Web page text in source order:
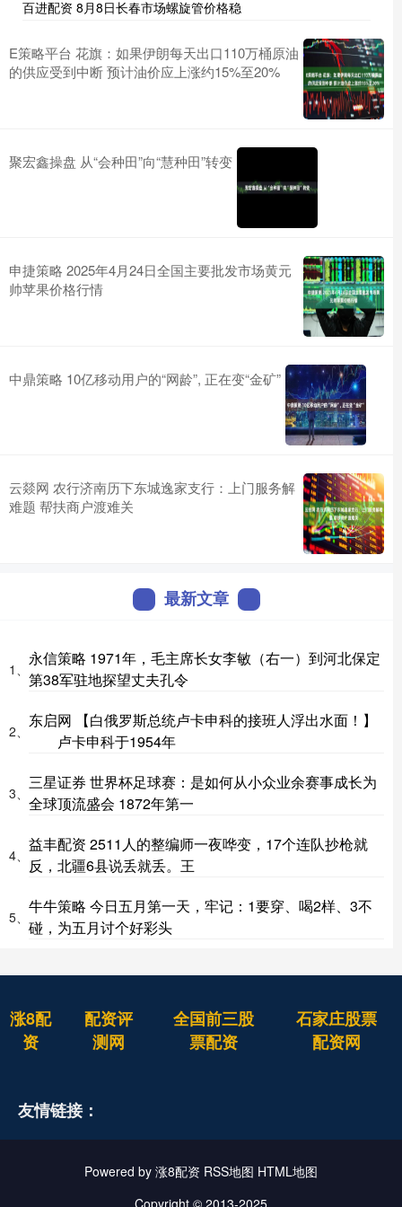
百进配资 8月8日长春市场螺旋管价格稳
E策略平台 花旗：如果伊朗每天出口110万桶原油
的供应受到中断 预计油价应上涨约15%至20%
聚宏鑫操盘 从“会种田”向“慧种田”转变
申捷策略 2025年4月24日全国主要批发市场黄元
帅苹果价格行情
中鼎策略 10亿移动用户的“网龄”, 正在变“金矿”
云燚网 农行济南历下东城逸家支行：上门服务解
难题 帮扶商户渡难关
最新文章
1、
永信策略 1971年，毛主席长女李敏（右一）到河北保定
第38军驻地探望丈夫孔令
2、
东启网 【白俄罗斯总统卢卡申科的接班人浮出水面！】
卢卡申科于1954年
3、
三星证券 世界杯足球赛：是如何从小众业余赛事成长为
全球顶流盛会 1872年第一
4、
益丰配资 2511人的整编师一夜哗变，17个连队抄枪就
反，北疆6县说丢就丢。王
5、
牛牛策略 今日五月第一天，牢记：1要穿、喝2样、3不
碰，为五月讨个好彩头
涨8配
资
配资评
测网
全国前三股
票配资
石家庄股票
配资网
友情链接：
Powered by 涨8配资 RSS地图 HTML地图
Copyright © 2013-2025